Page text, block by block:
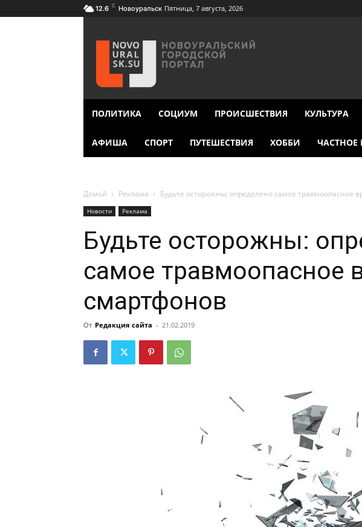
12.6 C Новоуральск Пятница, 7 августа, 2026
ПОЛИТИКА СОЦИУМ ПРОИСШЕСТВИЯ КУЛЬТУРА
АФИША СПОРТ ПУТЕШЕСТВИЯ ХОББИ ЧАСТНОЕ
Домой Реклама Будьте осторожны: определено самое травмоопасное
Новости Реклама
Будьте осторожны:
самое травмоопасное
смартфонов
От Редакция сайта - 21.02.2019